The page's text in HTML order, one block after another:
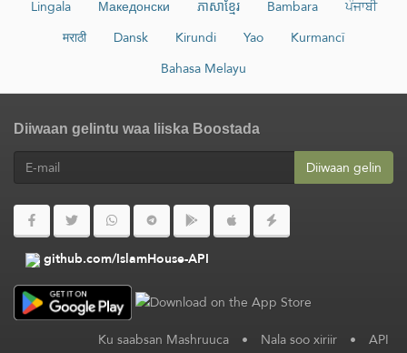
Lingala
Македонски ភាសាខ្មែរ Bambara
ਪੰਜਾਬੀ
मराठी
Dansk Kirundi Yao
Kurmancî
Bahasa Melayu
Diiwaan gelintu waa liiska Boostada
Diiwaan gelin
github.com/IslamHouse-API
Ku saabsan Mashruuca • Nala soo xiriir • API